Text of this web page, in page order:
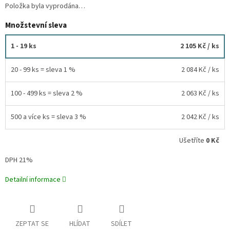
Položka byla vyprodána…
Množstevní sleva
1 - 19 ks 2 105 Kč/ ks
20 - 99 ks = sleva 1 % 2 084 Kč / ks
100 - 499 ks = sleva 2 % 2 063 Kč / ks
500 a více ks = sleva 3 % 2 042 Kč / ks
Ušetříte 0 Kč
DPH 21%
Detailní informace
ZEPTAT SE HLÍDAT SDÍLET